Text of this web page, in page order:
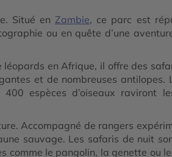
Situé en Zambie, ce parc est
ou en quête d’une
en Afrique, il offre des
et de nombreuses antilopes.
espèces d’oiseaux raviront
Accompagné de rangers
sauvage. Les safaris de nuit
le pangolin, la genette ou